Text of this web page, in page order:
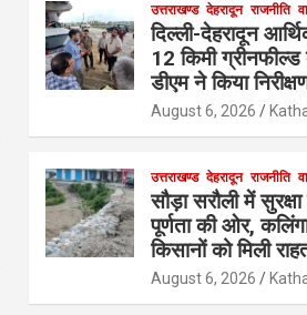
उत्तराखण्ड देहरादून राजनीति
दिल्ली-देहरादून
12 किमी ग्रीनफील्ड
डीएम ने किया
August 6, 2026
उत्तराखण्ड देहरादून राजनीति
सौड़ा सरौली में सुरक्षा
पूर्णता की ओर,
किसानों को मिली
August 6, 2026